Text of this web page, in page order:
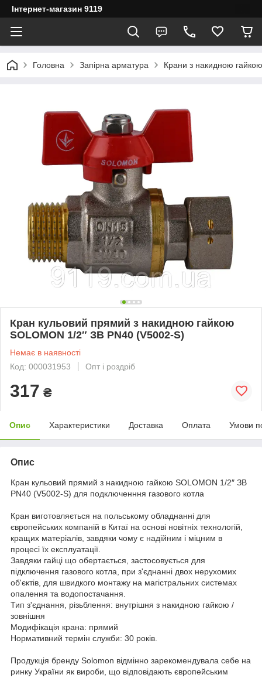
Інтернет-магазин 9119
Головна Запірна арматура Крани з накидною гайкою
Кран кульовий прямий з накидною гайкою
SOLOMON 1/2″ ЗВ PN40 (V5002-S)
Немає в наявності
Код: 000031953
Опт і роздріб
317 ₴
Опис Характеристики Доставка Оплата Умови
Опис
Кран кульовий прямий з накидною гайкою SOLOMON 1/2″ ЗВ
PN40 (V5002-S) для подключенння газового котла
Кран виготовляється на польському обладнанні для
європейських компаній в Китаї на основі новітніх технологій,
кращих матеріалів, завдяки чому є надійним і міцним в
процесі їх експлуатації.
Завдяки гайці що обертається, застосовується для
підключення газового котла, при з'єднанні двох нерухомих
об'єктів, для швидкого монтажу на магістральних системах
опалення та водопостачання.
Тип з'єднання, різьблення: внутрішня з накидною гайкою /
зовнішня
Модифікація крана: прямий
Нормативний термін служби: 30 років.
Продукція бренду Solomon відмінно зарекомендувала себе на
ринку України як вироби, що відповідають європейським